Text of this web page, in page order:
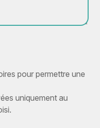
pour permettre une
uniquement au